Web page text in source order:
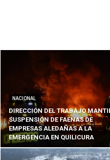
Nación
NACIONAL
DIRECCIÓN DEL TRABAJO
SUSPENSIÓN DE FAENAS DE
EMPRESAS ALEDAÑAS A LA
EMERGENCIA EN QUILICURA